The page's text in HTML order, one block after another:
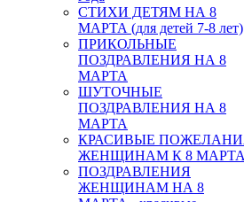
СТИХИ ДЕТЯМ НА 8
МАРТА (для детей 7-8 лет)
ПРИКОЛЬНЫЕ
ПОЗДРАВЛЕНИЯ НА 8
МАРТА
ШУТОЧНЫЕ
ПОЗДРАВЛЕНИЯ НА 8
МАРТА
КРАСИВЫЕ
ЖЕНЩИНАМ К 8 МАРТА
ПОЗДРАВЛЕНИЯ
ЖЕНЩИНАМ НА 8